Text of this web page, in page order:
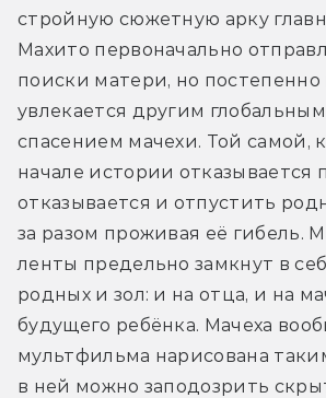
стройную сюжетную арку
Махито первоначально
поиски матери, но постепенно
увлекается другим
спасением мачехи. Той самой,
начале истории отказывается
отказывается и отпустить
за разом проживая её гибель.
ленты предельно замкнут в
родных и зол: и на отца, и на
будущего ребёнка. Мачеха
мультфильма нарисована
в ней можно заподозрить